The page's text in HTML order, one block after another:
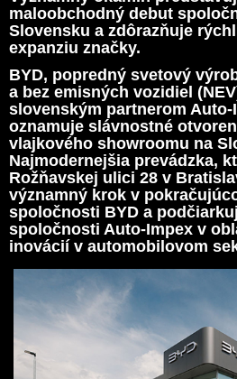
maloobchodný debut
Slovensku a zdôrazňuje
expanziu značky.
BYD, popredný svetový
a bez emisných vozidiel
slovenským partnerom
oznamuje slávnostné
vlajkového showroomu na
Najmodernejšia prevádzka,
Rožňavskej ulici 28 v
významný krok v
spoločnosti BYD a
spoločnosti Auto-Impex v
inovácií v automobilovom